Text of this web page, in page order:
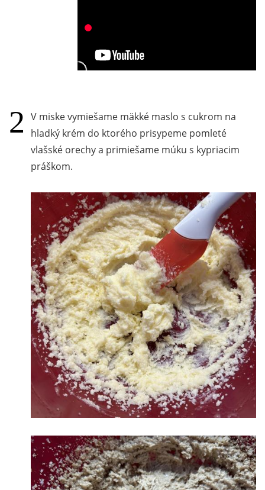
V miske vymiešame mäkké maslo s cukrom na
hladký krém do ktorého prisypeme pomleté
vlašské orechy a primiešame múku s kypriacim
práškom.